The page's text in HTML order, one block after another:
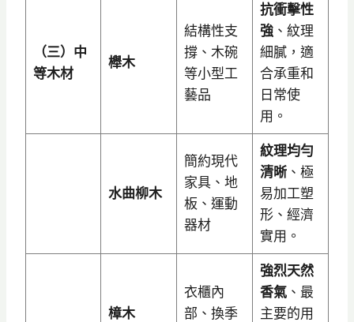
（三）中
等木材
櫸木
結構性支
撐、木碗
等小型工
藝品
抗衝擊性
強、紋理
細膩，適
合承重和
日常使
用。
水曲柳木
簡約現代
家具、地
板、運動
器材
紋理均勻
清晰、極
易加工塑
形、經濟
實用。
樟木
衣櫃內
部、換季
強烈天然
香氣、最
主要的用